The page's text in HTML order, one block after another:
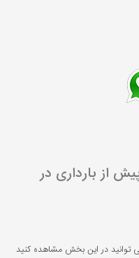
از بارداری در
توانید در این بخش مشاهده کنید